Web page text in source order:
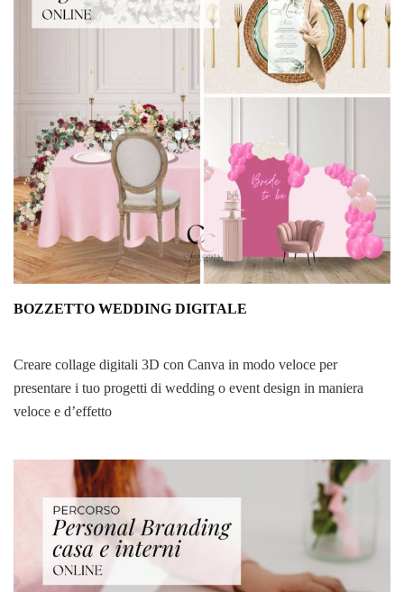
BOZZETTO WEDDING DIGITALE
Creare collage digitali 3D con Canva in modo veloce per
presentare i tuo progetti di wedding o event design in maniera
veloce e d’effetto